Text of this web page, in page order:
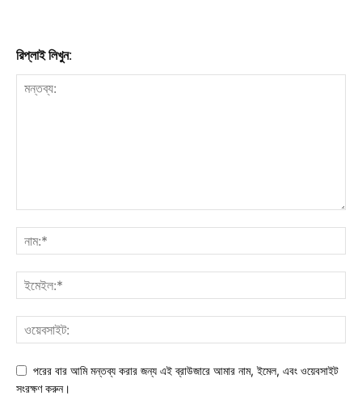
রিপ্লাই লিখুন:
পরের বার আমি মন্তব্য করার জন্য এই ব্রাউজারে আমার নাম, ইমেল, এবং ওয়েবসাইট
সংরক্ষণ করুন।